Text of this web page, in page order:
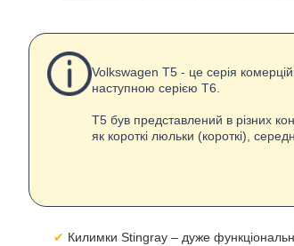
Volkswagen T5 - це серія
наступною серією Т6.
T5 був представлений в різних
як короткі люльки (короткі),
Килимки Stingray – дуже функціональні